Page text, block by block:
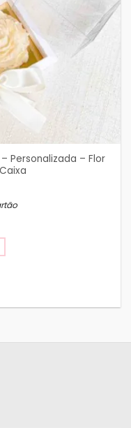
Personalizada – Flor